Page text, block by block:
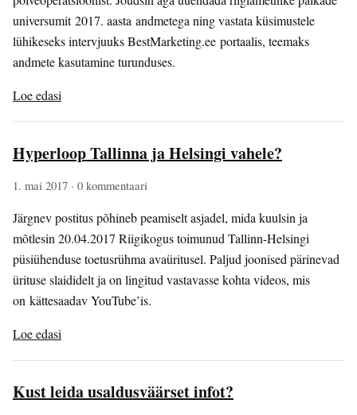
universumit 2017. aasta andmetega ning vastata küsimustele
lühikeseks intervjuuks BestMarketing.ee portaalis, teemaks
andmete kasutamine turunduses.
Loe edasi
Hyperloop Tallinna ja Helsingi vahele?
1. mai 2017 · 0 kommentaari
Järgnev postitus põhineb peamiselt asjadel, mida kuulsin ja
mõtlesin 20.04.2017 Riigikogus toimunud Tallinn-Helsingi
püsiühenduse toetusrühma avaüritusel. Paljud joonised pärinevad
ürituse slaididelt ja on lingitud vastavasse kohta videos, mis
on kättesaadav YouTube’is.
Loe edasi
Kust leida usaldusväärset infot?